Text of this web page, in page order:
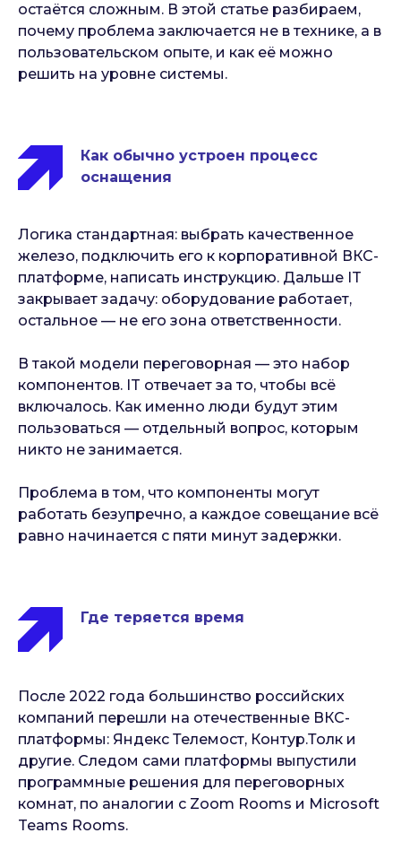
остаётся сложным. В этой статье разбираем,
почему проблема заключается не в технике, а в
пользовательском опыте, и как её можно
решить на уровне системы.
Как обычно устроен процесс
оснащения
Логика стандартная: выбрать качественное
железо, подключить его к корпоративной ВКС-
платформе, написать инструкцию. Дальше IT
закрывает задачу: оборудование работает,
остальное — не его зона ответственности.
В такой модели переговорная — это набор
компонентов. IT отвечает за то, чтобы всё
включалось. Как именно люди будут этим
пользоваться — отдельный вопрос, которым
никто не занимается.
Проблема в том, что компоненты могут
работать безупречно, а каждое совещание всё
равно начинается с пяти минут задержки.
Где теряется время
После 2022 года большинство российских
компаний перешли на отечественные ВКС-
платформы: Яндекс Телемост, Контур.Толк и
другие. Следом сами платформы выпустили
программные решения для переговорных
комнат, по аналогии с Zoom Rooms и Microsoft
Teams Rooms.